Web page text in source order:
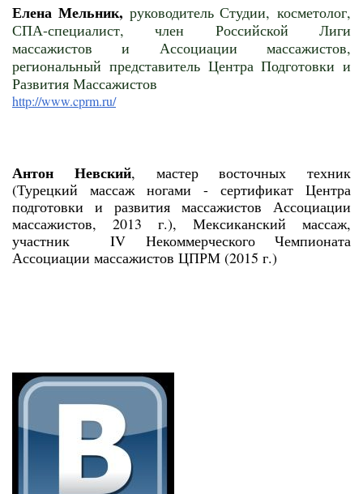
Елена Мельник, руководитель Студии, косметолог,
СПА-специалист, член Российской Лиги
массажистов и Ассоциации массажистов,
региональный представитель Центра Подготовки и
Развития Массажистов
http://www.cprm.ru/
Антон Невский, мастер восточных техник
(Турецкий массаж ногами - сертификат Центра
подготовки и развития массажистов Ассоциации
массажистов, 2013 г.), Мексиканский массаж,
участник IV Некоммерческого Чемпионата
Ассоциации массажистов ЦПРМ (2015 г.)